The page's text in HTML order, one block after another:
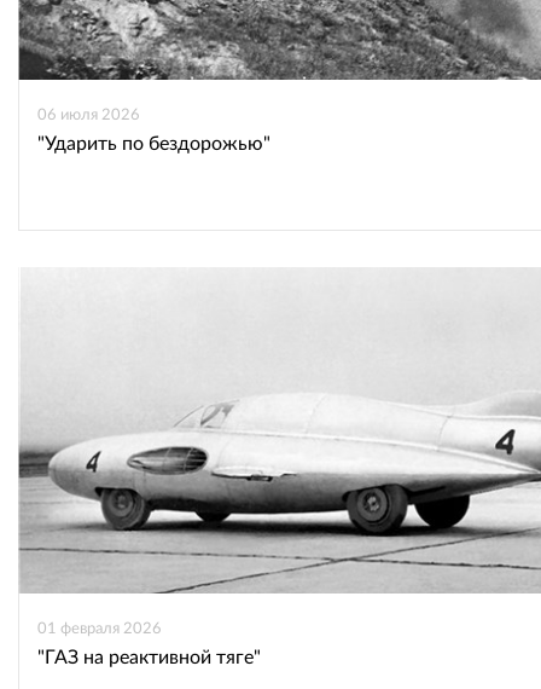
06 июля 2026
"Ударить по бездорожью"
01 февраля 2026
"ГАЗ на реактивной тяге"